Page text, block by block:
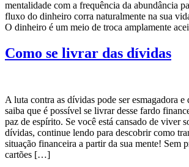
mentalidade com a frequência da abundância
fluxo do dinheiro corra naturalmente na sua
O dinheiro é um meio de troca amplamente
Como se livrar das dívidas
A luta contra as dívidas pode ser esmagadora e
saiba que é possível se livrar desse fardo
paz de espírito. Se você está cansado de viver
dívidas, continue lendo para descobrir como
situação financeira a partir da sua mente! Sem
cartões […]